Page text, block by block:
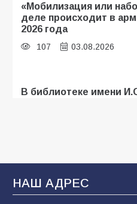
«Мобилизация или
деле происходит в
2026 года
107 03.08.2026
В библиотеке имени
В Батайске
104 04.08.2026
НАШ АДРЕС